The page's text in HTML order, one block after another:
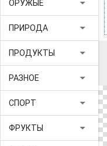
ОРУЖЫЕ arrow_drop_down
ПРИРОДА arrow_drop_down
ПРОДУКТЫ arrow_drop_down
РАЗНОЕ arrow_drop_down
СПОРТ arrow_drop_down
ФРУКТЫ arrow_drop_down